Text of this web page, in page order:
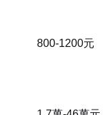
800-1200元